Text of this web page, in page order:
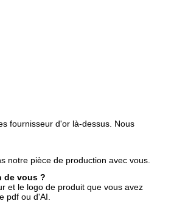
fournisseur d'or là-dessus. Nous
notre pièce de production avec vous.
de vous ?
et le logo de produit que vous avez
pdf ou d'AI.